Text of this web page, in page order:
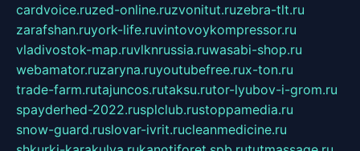
cardvoice.ruzed-online.ruzvonitut.ruzebra-tlt.ru
zarafshan.ruyork-life.ruvintovoykompressor.ru
vladivostok-map.ruvlknrussia.ruwasabi-shop.ru
webamator.ruzaryna.ruyoutubefree.rux-ton.ru
trade-farm.rutajuncos.rutaksu.rutor-lyubov-i-grom.ru
spayderhed-2022.rusplclub.rustoppamedia.ru
snow-guard.ruslovar-ivrit.rucleanmedicine.ru